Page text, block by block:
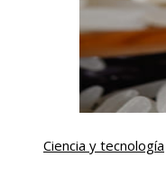
Ciencia y tecnología